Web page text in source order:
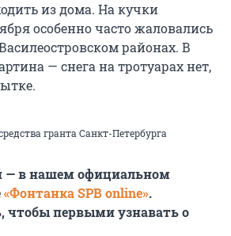
из дома. На кучки
особенно часто жаловались
районах. В
— снега на тротуарах нет,
гранта Санкт-Петербурга
— в нашем официальном
«Фонтанка SPB online».
чтобы первыми узнавать о